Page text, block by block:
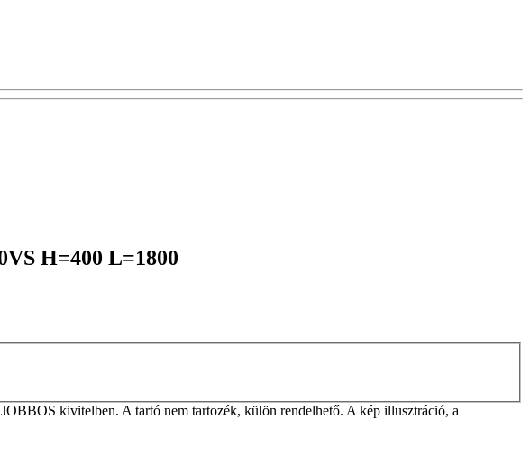
H=400 L=1800
kivitelben. A tartó nem tartozék, külön rendelhető. A kép illusztráció, a